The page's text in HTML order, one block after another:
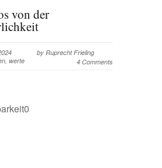
von der
by Ruprecht Frieling
, werte 4 Comments